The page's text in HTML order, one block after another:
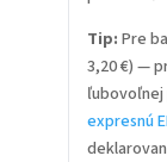
Tip: Pre
3,20 €) —
expresnú